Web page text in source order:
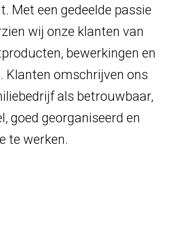
Met een gedeelde passie
wij onze klanten van
bewerkingen en
Klanten omschrijven ons
als betrouwbaar,
goed georganiseerd en
te werken.